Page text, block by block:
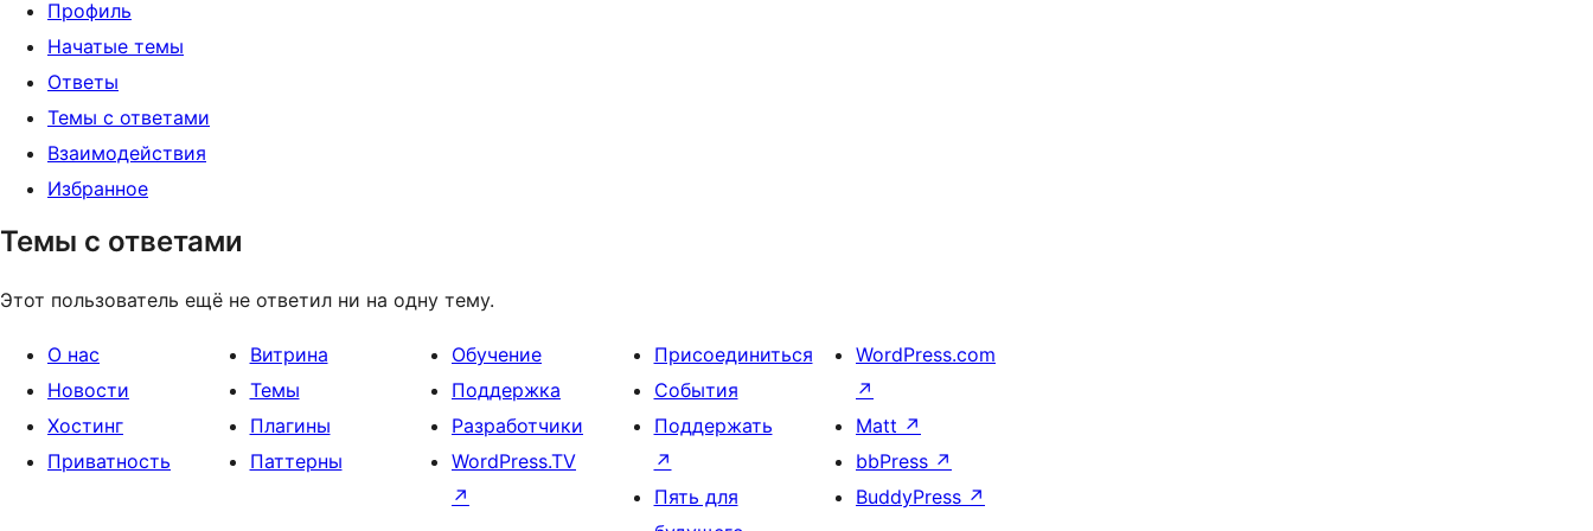
Профиль
Начатые темы
Ответы
Темы с ответами
Взаимодействия
Избранное
Темы с ответами
Этот пользователь ещё не ответил ни на одну тему.
О нас
Новости
Хостинг
Приватность
Витрина
Темы
Плагины
Паттерны
Обучение
Поддержка
Разработчики
WordPress.TV
↗
Присоединиться
События
Поддержать
↗
Пять для
WordPress.com
↗
Matt ↗
bbPress ↗
BuddyPress ↗